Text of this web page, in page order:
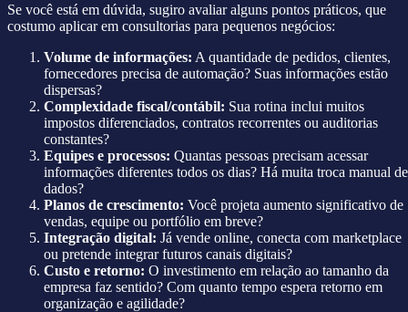
Se você está em dúvida, sugiro avaliar alguns pontos práticos, que
costumo aplicar em consultorias para pequenos negócios:
Volume de informações: A quantidade de pedidos, clientes,
fornecedores precisa de automação? Suas informações estão
dispersas?
Complexidade fiscal/contábil: Sua rotina inclui muitos
impostos diferenciados, contratos recorrentes ou auditorias
constantes?
Equipes e processos: Quantas pessoas precisam acessar
informações diferentes todos os dias? Há muita troca manual de
dados?
Planos de crescimento: Você projeta aumento significativo de
vendas, equipe ou portfólio em breve?
Integração digital: Já vende online, conecta com marketplace
ou pretende integrar futuros canais digitais?
Custo e retorno: O investimento em relação ao tamanho da
empresa faz sentido? Com quanto tempo espera retorno em
organização e agilidade?